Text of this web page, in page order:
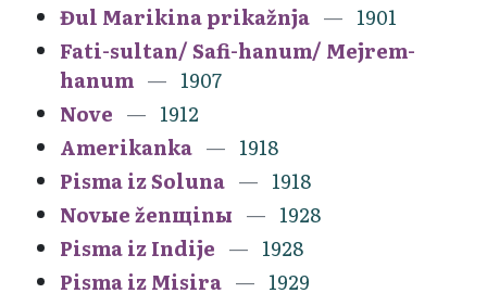
Đul Marikina prikažnja
1901
Fati-sultan/ Safi-hanum/ Mejrem-
hanum
1907
Nove
1912
Amerikanka
1918
Pisma iz Soluna
1918
Novыe ženщinы
1928
Pisma iz Indije
1928
Pisma iz Misira
1929